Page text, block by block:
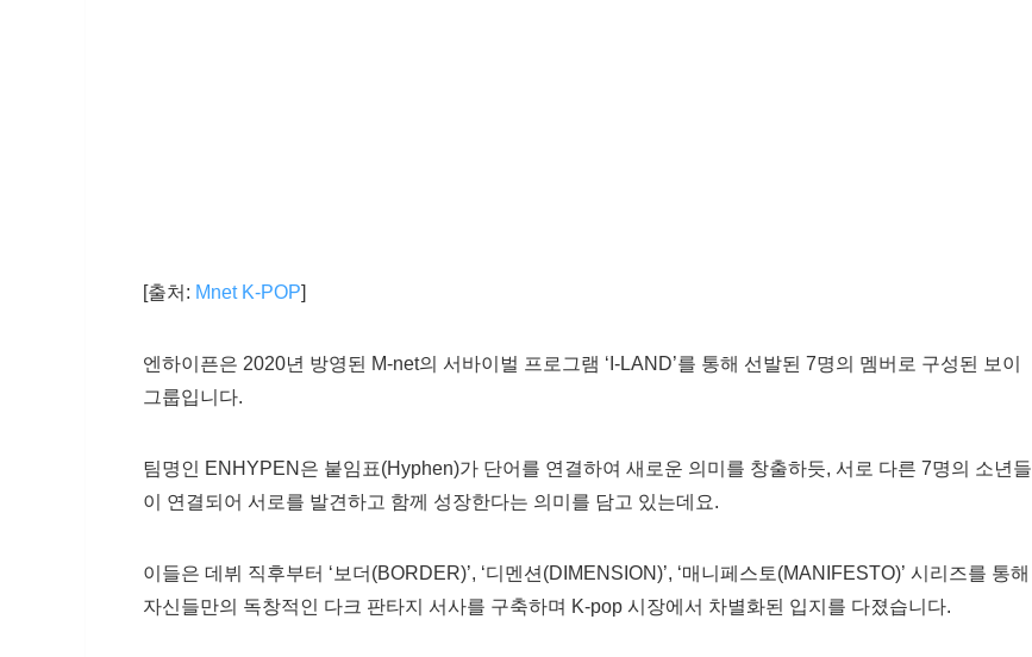
[출처: Mnet K-POP]
엔하이픈은 2020년 방영된 M-net의 서바이벌 프로그램 ‘I-LAND’를 통해 선발된 7명의 멤버로 구성된 보이
그룹입니다.
팀명인 ENHYPEN은 붙임표(Hyphen)가 단어를 연결하여 새로운 의미를 창출하듯, 서로 다른 7명의 소년들
이 연결되어 서로를 발견하고 함께 성장한다는 의미를 담고 있는데요.
이들은 데뷔 직후부터 ‘보더(BORDER)’, ‘디멘션(DIMENSION)’, ‘매니페스토(MANIFESTO)’ 시리즈를 통해
자신들만의 독창적인 다크 판타지 서사를 구축하며 K-pop 시장에서 차별화된 입지를 다졌습니다.